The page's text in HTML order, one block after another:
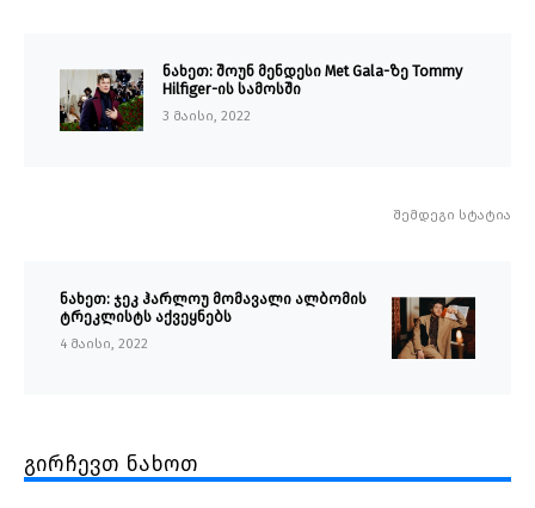
ნახეთ: შოუნ მენდესი Met Gala-ზე Tommy
Hilfiger-ის სამოსში
3 მაისი, 2022
შემდეგი სტატია
ნახეთ: ჯეკ ჰარლოუ მომავალი ალბომის
ტრეკლისტს აქვეყნებს
4 მაისი, 2022
გირჩევთ ნახოთ